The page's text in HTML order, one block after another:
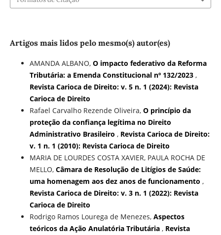
Artigos mais lidos pelo mesmo(s) autor(es)
AMANDA ALBANO, O impacto federativo da Reforma
Tributária: a Emenda Constitucional nº 132/2023 ,
Revista Carioca de Direito: v. 5 n. 1 (2024): Revista
Carioca de Direito
Rafael Carvalho Rezende Oliveira, O princípio da
proteção da confiança legítima no Direito
Administrativo Brasileiro , Revista Carioca de Direito:
v. 1 n. 1 (2010): Revista Carioca de Direito
MARIA DE LOURDES COSTA XAVIER, PAULA ROCHA DE
MELLO, Câmara de Resolução de Litígios de Saúde:
uma homenagem aos dez anos de funcionamento ,
Revista Carioca de Direito: v. 3 n. 1 (2022): Revista
Carioca de Direito
Rodrigo Ramos Lourega de Menezes, Aspectos
teóricos da Ação Anulatória Tributária , Revista